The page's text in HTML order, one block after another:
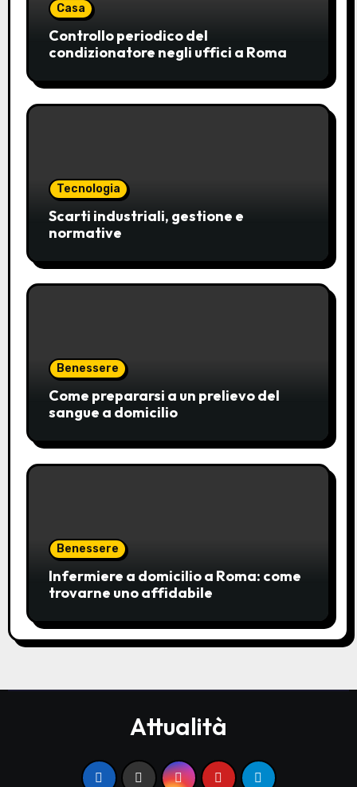
Casa
Controllo periodico del
condizionatore negli uffici a Roma
Tecnologia
Scarti industriali, gestione e
normative
Benessere
Come prepararsi a un prelievo del
sangue a domicilio
Benessere
Infermiere a domicilio a Roma: come
trovarne uno affidabile
Attualità